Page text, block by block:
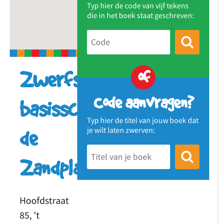
Typ hier de code van vijf tekens
die in het boek staat geschreven:
of
Code aanvragen?
Typ hier de titel van jouw boek dat
je wilt laten zwerven:
Zwerfstation
basisschool
de
Zandplaat
Hoofdstraat
85, 't